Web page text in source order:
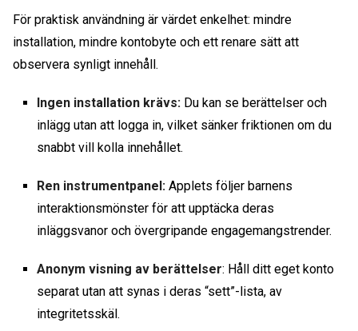
För praktisk användning är värdet enkelhet: mindre
installation, mindre kontobyte och ett renare sätt att
observera synligt innehåll.
Ingen installation krävs: Du kan se berättelser och
inlägg utan att logga in, vilket sänker friktionen om du
snabbt vill kolla innehållet.
Ren instrumentpanel: Applets följer barnens
interaktionsmönster för att upptäcka deras
inläggsvanor och övergripande engagemangstrender.
Anonym visning av berättelser: Håll ditt eget konto
separat utan att synas i deras “sett”-lista, av
integritetsskäl.